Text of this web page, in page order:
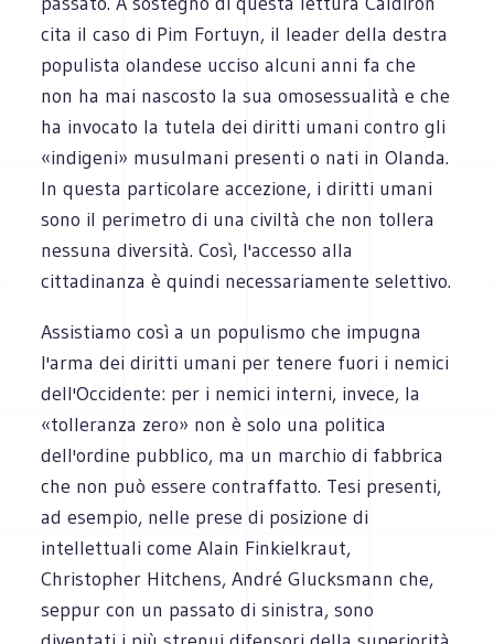
cita il caso di Pim Fortuyn, il leader della destra
populista olandese ucciso alcuni anni fa che
non ha mai nascosto la sua omosessualità e che
ha invocato la tutela dei diritti umani contro gli
«indigeni» musulmani presenti o nati in Olanda.
In questa particolare accezione, i diritti umani
sono il perimetro di una civiltà che non tollera
nessuna diversità. Così, l'accesso alla
cittadinanza è quindi necessariamente selettivo.
Assistiamo così a un populismo che impugna
l'arma dei diritti umani per tenere fuori i nemici
dell'Occidente: per i nemici interni, invece, la
«tolleranza zero» non è solo una politica
dell'ordine pubblico, ma un marchio di fabbrica
che non può essere contraffatto. Tesi presenti,
ad esempio, nelle prese di posizione di
intellettuali come Alain Finkielkraut,
Christopher Hitchens, André Glucksmann che,
seppur con un passato di sinistra, sono